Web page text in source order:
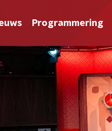
Programmering